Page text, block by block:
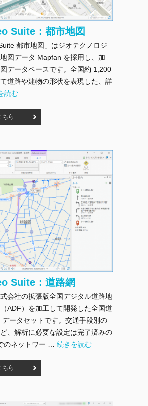
Suite：都市地図
都市地図」はジオテクノロジ
図データ Mapfan を採用し、加
データベースです。全国約 1,200
道路や建物の形状を表現した、詳
Geo Suite：都市地図" の
読む
ちら
Suite：道路網
会社の拡張版全国デジタル道路地
ADF）を加工して開発した全国道
データセットです。交通手段別の
、解析に必要な設定は完了済みの
のネットワー … "ArcGIS Geo Suite：道路網"
続きを読む
ちら